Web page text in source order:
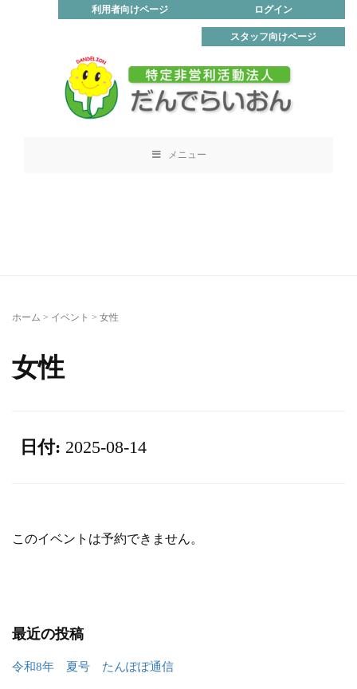
ログイン
利用者向けページ
スタッフ向けページ
メニュー
ホーム > イベント > 女性
女性
日付: 2025-08-14
このイベントは予約できません。
最近の投稿
令和8年 夏号 たんぽぽ通信